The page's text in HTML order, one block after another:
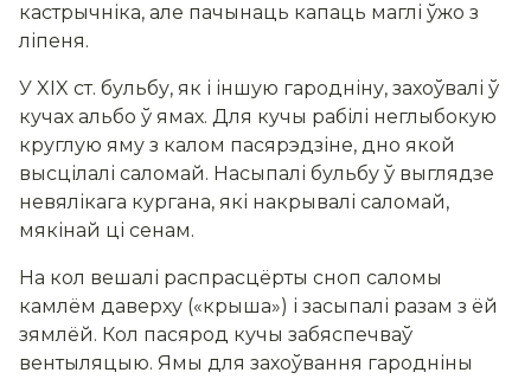
кастрычніка, але пачынаць капаць маглі ўжо з
ліпеня.
У XIX ст. бульбу, як і іншую гародніну, захоўвалі ў
кучах альбо ў ямах. Для кучы рабілі неглыбокую
круглую яму з калом пасярэдзіне, дно якой
высцілалі саломай. Насыпалі бульбу ў выглядзе
невялікага кургана, які накрывалі саломай,
мякінай ці сенам.
На кол вешалі распрасцёрты сноп саломы
камлём даверху («крыша») і засыпалі разам з ёй
зямлёй. Кол пасярод кучы забяспечваў
вентыляцыю. Ямы для захоўвання гародніны